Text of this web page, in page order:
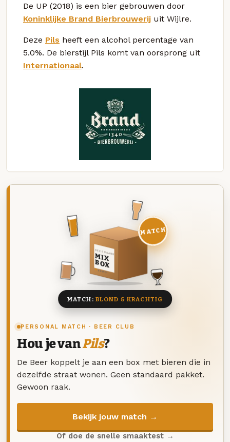
De UP (2018) is een bier gebrouwen door
Koninklijke Brand Bierbrouwerij uit Wijlre.
Deze Pils heeft een alcohol percentage van
5.0%. De bierstijl Pils komt van oorsprong uit
Internationaal.
PERSONAL MATCH · BEER CLUB
Hou je vanPils?
De Beer koppelt je aan een box met bieren die in
dezelfde straat wonen. Geen standaard pakket.
Gewoon raak.
Bekijk jouw match →
Of doe de snelle smaaktest →
DEZE MAAND
MIX
BOX
8 BIEREN
MATCH
MATCH: BLOND & KRACHTIG